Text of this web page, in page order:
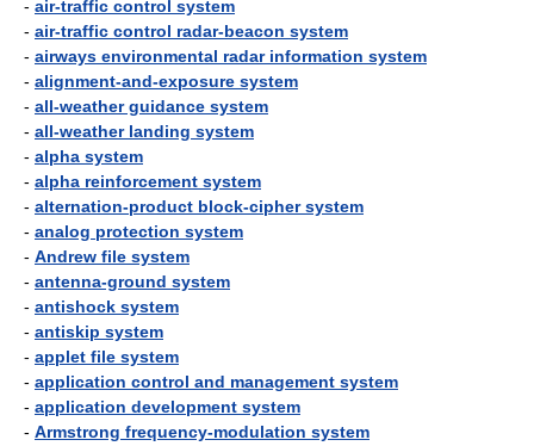
- air-traffic control system
- air-traffic control radar-beacon system
- airways environmental radar information system
- alignment-and-exposure system
- all-weather guidance system
- all-weather landing system
- alpha system
- alpha reinforcement system
- alternation-product block-cipher system
- analog protection system
- Andrew file system
- antenna-ground system
- antishock system
- antiskip system
- applet file system
- application control and management system
- application development system
- Armstrong frequency-modulation system